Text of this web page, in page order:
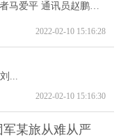
科技日报讯 （记者马爱平 通讯员赵鹏跃...
2022-02-10 15:16:28
...
2022-02-10 15:16:30
某旅从难从严